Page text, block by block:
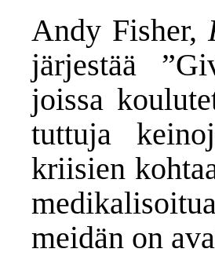
Andy Fisher,
järjestää
joissa
tuttuja
kriisien
meidän on